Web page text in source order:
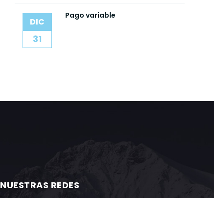
DIC
31
Pago variable
NUESTRAS REDES